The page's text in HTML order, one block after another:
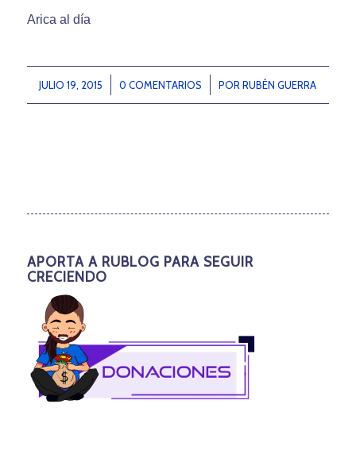
Arica al día
JULIO 19, 2015
/ 0 COMENTARIOS
/ PORRUBÉN GUERRA
APORTA A RUBLOG PARA SEGUIR
CRECIENDO